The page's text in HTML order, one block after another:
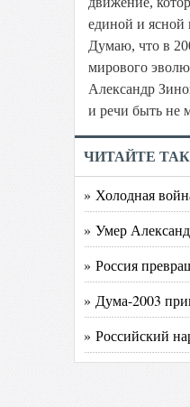
единой и ясной
Думаю, что в
мирового
Александр
и речи быть не
ЧИТАЙТЕ
» Холодная
» Умер
» Россия
» Дума-2003
» Российский